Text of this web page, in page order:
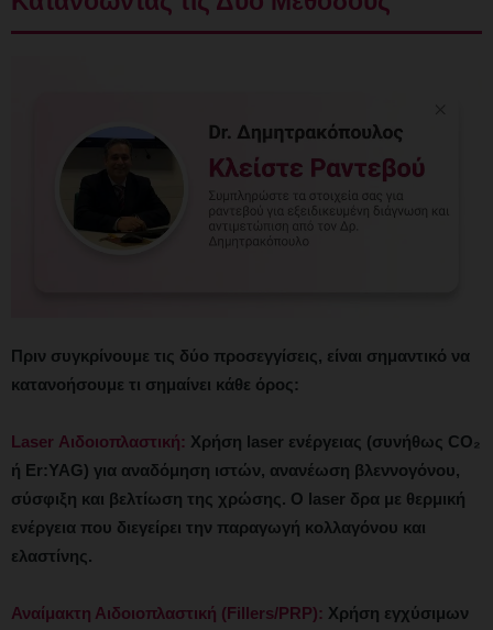
Πριν συγκρίνουμε τις δύο προσεγγίσεις, είναι σημαντικό να
κατανοήσουμε τι σημαίνει κάθε όρος:
Laser Αιδοιοπλαστική: Χρήση laser ενέργειας (συνήθως CO₂
ή Er:YAG) για αναδόμηση ιστών, ανανέωση βλεννογόνου,
σύσφιξη και βελτίωση της χρώσης. Ο laser δρα με θερμική
ενέργεια που διεγείρει την παραγωγή κολλαγόνου και
ελαστίνης.
Αναίμακτη Αιδοιοπλαστική (Fillers/PRP): Χρήση εγχύσιμων